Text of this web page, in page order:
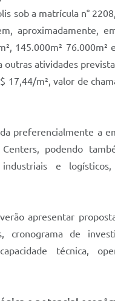
sob a matrícula n°
aproximadamente,
145.000m² 76.000m²
outras atividades
17,44/m², valor de
preferencialmente a
podendo
industriais e
apresentar
cronograma de
técnica,